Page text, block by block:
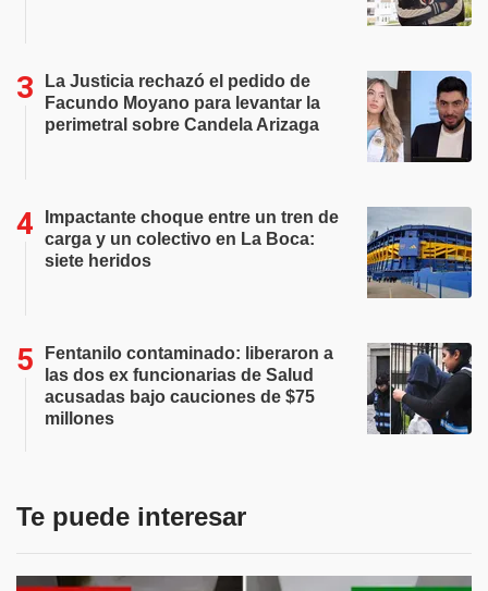
La Justicia rechazó el pedido de
Facundo Moyano para levantar la
perimetral sobre Candela Arizaga
Impactante choque entre un tren de
carga y un colectivo en La Boca:
siete heridos
Fentanilo contaminado: liberaron a
las dos ex funcionarias de Salud
acusadas bajo cauciones de $75
millones
Te puede interesar